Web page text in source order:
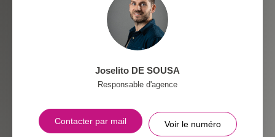
Joselito DE SOUSA
Responsable d'agence
Contacter par mail Voir le numéro